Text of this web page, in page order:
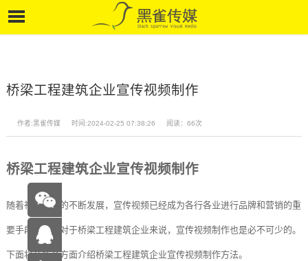
桥梁工程建筑企业宣传视频制作
作者:黑雀传媒 时间:2024-02-25 07:38:26 阅读：66次
桥梁工程建筑企业宣传视频制作
随着社交媒体的不断发展，宣传视频已经成为各行各业进行品牌和营销的重
要手段之一。对于桥梁工程建筑企业来说，宣传视频制作也是必不可少的。
下面将从多个方面介绍桥梁工程建筑企业宣传视频制作方法。